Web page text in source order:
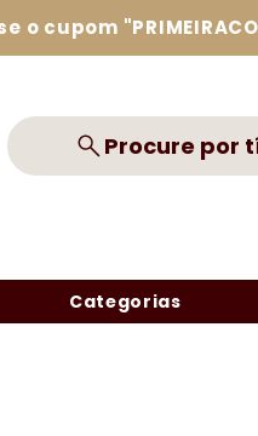
o cupom
Procure por
Categorias